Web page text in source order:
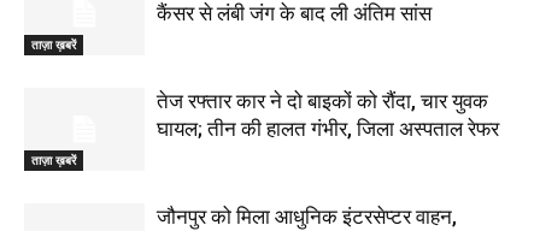
ताज़ा ख़बरें
कैंसर से लंबी जंग के बाद ली अंतिम सांस
ताज़ा ख़बरें
तेज रफ्तार कार ने दो बाइकों को रौंदा, चार युवक
घायल; तीन की हालत गंभीर, जिला अस्पताल रेफर
जौनपुर को मिला आधुनिक इंटरसेप्टर वाहन,